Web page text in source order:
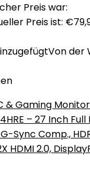
Preis war:
Preis ist:
Von der